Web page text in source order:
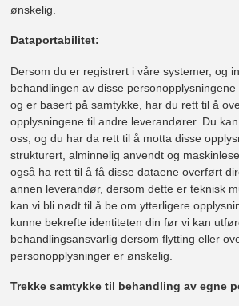
ønskelig.
Dataportabilitet:
Dersom du er registrert i våre systemer, og
behandlingen av disse
og er basert på samtykke, har du rett til å
opplysningene til andre leverandører. Du
oss, og du har da rett til å motta disse
strukturert, alminnelig anvendt og
også ha rett til å få disse dataene overført
annen leverandør, dersom dette er teknisk
kan vi bli nødt til å be om ytterligere
kunne bekrefte identiteten din før vi kan
behandlingsansvarlig dersom flytting eller
personopplysninger er ønskelig.
Trekke samtykke til behandling av egne